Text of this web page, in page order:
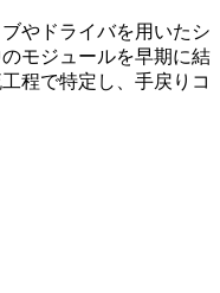
やドライバを用いたシ
モジュールを早期に結
程で特定し、手戻りコ